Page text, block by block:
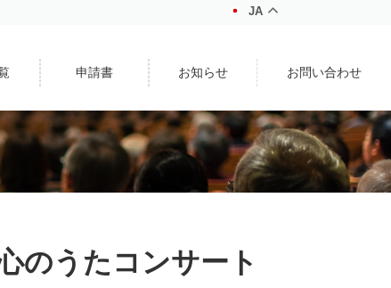
JA
申請書 お知らせ お問い合わせ
のうたコンサート